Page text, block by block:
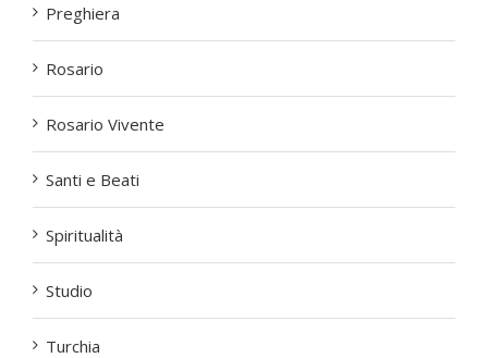
Preghiera
Rosario
Rosario Vivente
Santi e Beati
Spiritualità
Studio
Turchia